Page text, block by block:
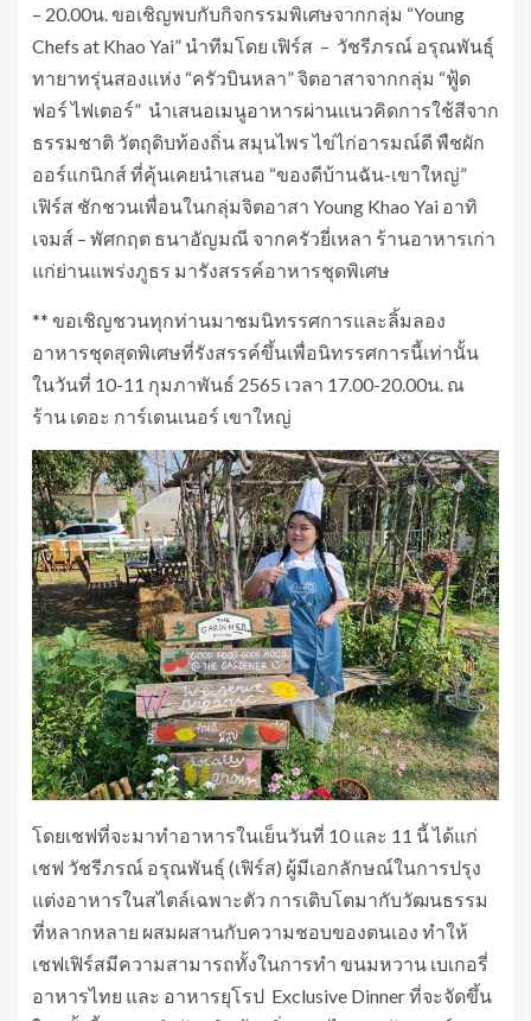
– 20.00น. ขอเชิญพบกับกิจกรรมพิเศษจากกลุ่ม “Young
Chefs at Khao Yai” นำทีมโดย เฟิร์ส – วัชรีภรณ์ อรุณพันธุ์
ทายาทรุ่นสองแห่ง “ครัวบินหลา” จิตอาสาจากกลุ่ม “ฟู้ด
ฟอร์ ไฟเตอร์” นำเสนอเมนูอาหารผ่านแนวคิดการใช้สีจาก
ธรรมชาติ วัตถุดิบท้องถิ่น สมุนไพร ไข่ไก่อารมณ์ดี พืชผัก
ออร์แกนิกส์ ที่คุ้นเคยนำเสนอ “ของดีบ้านฉัน-เขาใหญ่”
เฟิร์ส ชักชวนเพื่อนในกลุ่มจิตอาสา Young Khao Yai อาทิ
เจมส์ – พัศกฤต ธนาอัญมณี จากครัวยี่เหลา ร้านอาหารเก่า
แก่ย่านแพร่งภูธร มารังสรรค์อาหารชุดพิเศษ
** ขอเชิญชวนทุกท่านมาชมนิทรรศการและลิ้มลอง
อาหารชุดสุดพิเศษที่รังสรรค์ขึ้นเพื่อนิทรรศการนี้เท่านั้น
ในวันที่ 10-11 กุมภาพันธ์ 2565 เวลา 17.00-20.00น. ณ
ร้าน เดอะ การ์เดนเนอร์ เขาใหญ่
โดยเชฟที่จะมาทำอาหารในเย็นวันที่ 10 และ 11 นี้ ได้แก่
เชฟ วัชรีภรณ์ อรุณพันธุ์ (เฟิร์ส) ผู้มีเอกลักษณ์ในการปรุง
แต่งอาหารในสไตล์เฉพาะตัว การเติบโตมากับวัฒนธรรม
ที่หลากหลาย ผสมผสานกับความชอบของตนเอง ทำให้
เชฟเฟิร์สมีความสามารถทั้งในการทำ ขนมหวาน เบเกอรี่
อาหารไทย และ อาหารยุโรป Exclusive Dinner ที่จะจัดขึ้น